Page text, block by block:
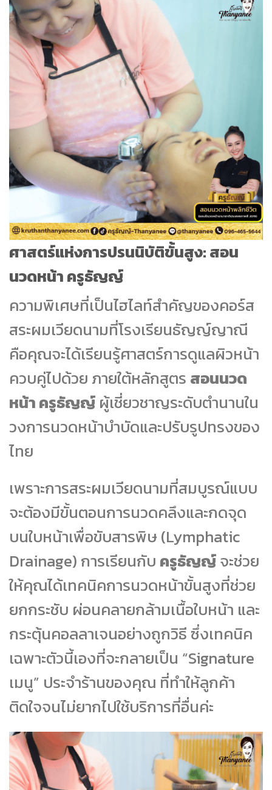
ศาสตร์แห่งการปรนนิบัติขั้นสูง: สอน
นวดหน้า ครูธัญญ์
ความพิเศษที่เป็นไฮไลท์สำคัญของคอร์ส
สระผมเวียดนามที่โรงเรียนธัญญ์ญาณี
คือคุณจะได้เรียนรู้ศาสตร์การดูแลผิวหน้า
ควบคู่ไปด้วย ภายใต้หลักสูตร สอนนวด
หน้า ครูธัญญ์ ผู้เชี่ยวชาญระดับตำนานใน
วงการนวดหน้าบำบัดและปรับรูปทรงของ
ไทย
เพราะการสระผมเวียดนามที่สมบูรณ์แบบ
จะต้องมีขั้นตอนการนวดคลึงและกดจุด
บนใบหน้าเพื่อขับสารพิษ (Lymphatic
Drainage) การเรียนกับ ครูธัญญ์จะช่วย
ให้คุณได้เทคนิคการนวดหน้าขั้นสูงที่ช่วย
ยกกระชับ ผ่อนคลายกล้ามเนื้อใบหน้า และ
กระตุ้นคอลลาเจนอย่างถูกวิธี ซึ่งเทคนิค
เฉพาะตัวนี้เองที่จะกลายเป็น “Signature
เมนู” ประจำร้านของคุณ ที่ทำให้ลูกค้า
ติดใจจนไม่ยากไปใช้บริการที่อื่นค่ะ